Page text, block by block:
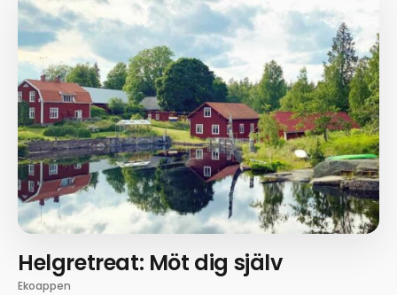
Helgretreat: Möt dig själv
Ekoappen